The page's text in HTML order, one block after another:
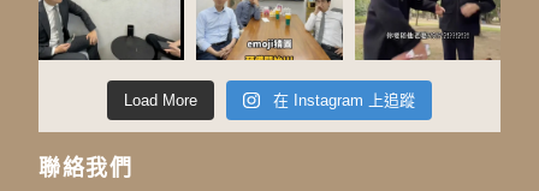
Load More 在 Instagram 上追蹤
聯絡我們